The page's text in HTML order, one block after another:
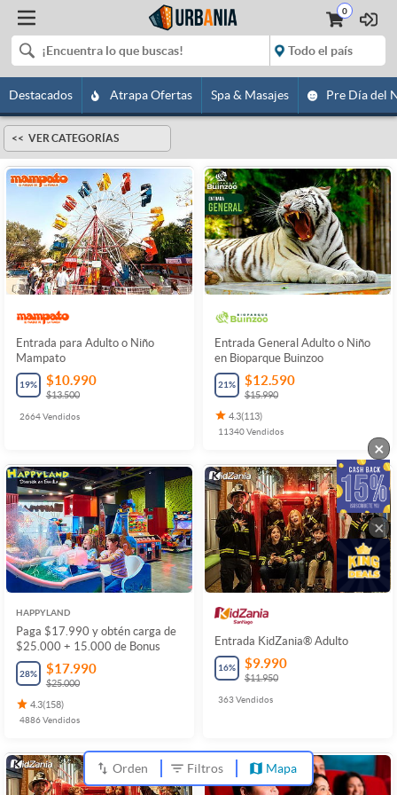
0
Destacados Atrapa Ofertas Spa & Masajes Pre Día del
VER CATEGORÍAS
Entrada para Adulto o Niño
Mampato
19% $10.990
$13.500
2664Vendidos
Entrada General Adulto o Niño
en Bioparque Buinzoo
21% $12.590
$15.990
4.3(113)
11340Vendidos
HAPPYLAND
Paga $17.990 y obtén carga de
$25.000 + 15.000 de Bonus
28% $17.990
$25.000
4.3(158)
4886Vendidos
Entrada KidZania® Adulto
16% $9.990
$11.950
363Vendidos
Orden Filtros Mapa
×
×